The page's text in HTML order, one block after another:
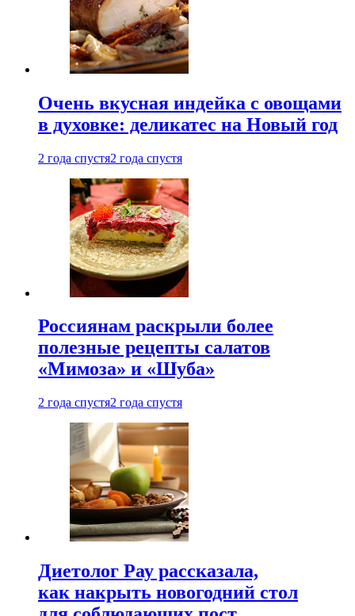
Очень вкусная индейка с овощами
в духовке: деликатес на Новый год
2 года спустя2 года спустя
Россиянам раскрыли более
полезные рецепты салатов
«Мимоза» и «Шуба»
2 года спустя2 года спустя
Диетолог Рау рассказала,
как накрыть новогодний стол